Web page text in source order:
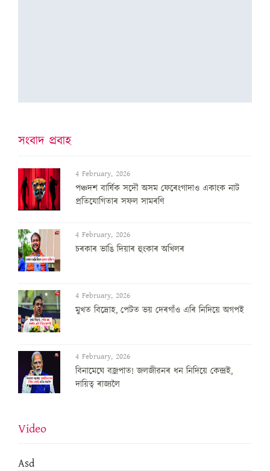
সংবাদ প্ৰবাহ
4 February, 2026
পঞ্চদশ বার্ষিক সদৌ অসম ফেৰেংগাদাও একাংক নাট
প্রতিযোগিতাৰ সফল সামৰণি
4 February, 2026
চৰকাৰ ভাঙি দিয়াৰ হুংকাৰ অখিলৰ
4 February, 2026
মুখত বিদ্ৰোহ, পেটত ভয় দেৰগাঁও এৰি নিদিয়ে অগপই
4 February, 2026
বিনামেঘে বজ্ৰপাত! জলজীৱনৰ ধন নিদিয়ে কেন্দ্ৰই,
দায়িত্ব ৰাজ্যলৈ
Video
Asd